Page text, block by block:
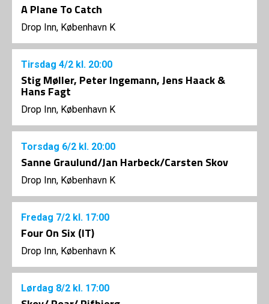
A Plane To Catch
Drop Inn, København K
Tirsdag 4/2 kl. 20:00
Stig Møller, Peter Ingemann, Jens Haack &
Hans Fagt
Drop Inn, København K
Torsdag 6/2 kl. 20:00
Sanne Graulund/Jan Harbeck/Carsten Skov
Drop Inn, København K
Fredag 7/2 kl. 17:00
Four On Six (IT)
Drop Inn, København K
Lørdag 8/2 kl. 17:00